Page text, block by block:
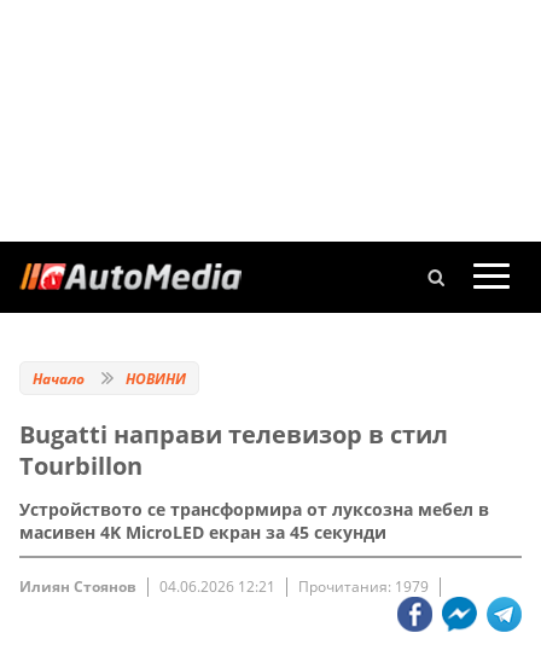
Начало НОВИНИ
Bugatti направи телевизор в стил
Tourbillon
Устройството се трансформира от луксозна мебел в
масивен 4K MicroLED екран за 45 секунди
Илиян Стоянов 04.06.2026 12:21 Прочитания: 1979